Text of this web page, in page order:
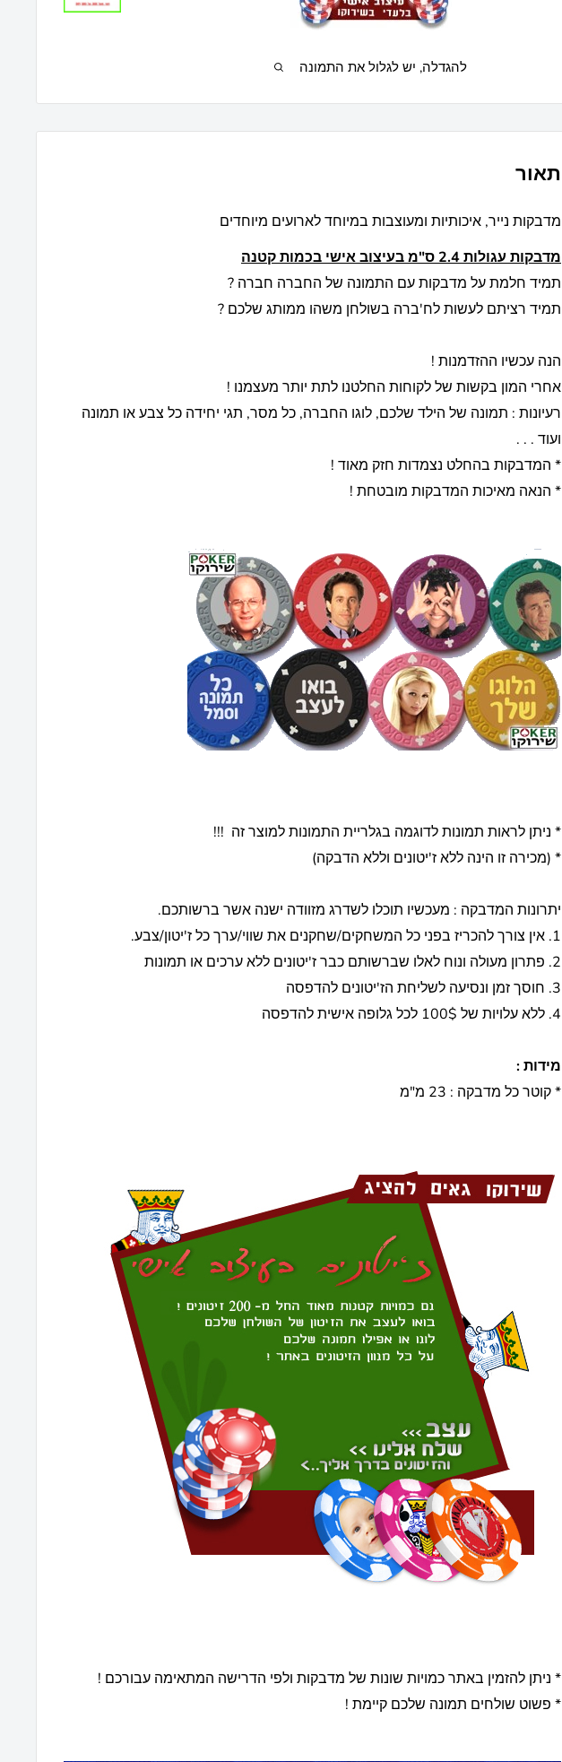
להגדלה, יש לגלול את התמונה
תאור
מדבקות נייר, איכותיות ומעוצבות במיוחד לארועים מיוחדים
מדבקות עגולות 2.4 ס"מ בעיצוב אישי בכמות קטנה
תמיד חלמת על מדבקות עם התמונה של החברה חברה ?
תמיד רציתם לעשות לח'ברה בשולחן משהו ממותג שלכם ?
הנה עכשיו ההזדמנות !
אחרי המון בקשות של לקוחות החלטנו לתת יותר מעצמנו !
רעיונות : תמונה של הילד שלכם, לוגו החברה, כל מסר, תגי יחידה כל צבע או תמונה
ועוד . . .
* המדבקות בהחלט נצמדות חזק מאוד !
* הנאה מאיכות המדבקות מובטחת !
* ניתן לראות תמונות לדוגמה בגלריית התמונות למוצר זה !!!
* (מכירה זו הינה ללא ז'יטונים וללא הדבקה)
יתרונות המדבקה : מעכשיו תוכלו לשדרג מזוודה ישנה אשר ברשותכם.
1. אין צורך להכריז בפני כל המשחקים/שחקנים את שווי/ערך כל ז'יטון/צבע.
2. פתרון מעולה ונוח לאלו שברשותם כבר ז'יטונים ללא ערכים או תמונות
3. חוסך זמן ונסיעה לשליחת הז'יטונים להדפסה
4. ללא עלויות של 100$ לכל גלופה אישית להדפסה
מידות :
* קוטר כל מדבקה : 23 מ"מ
* ניתן להזמין באתר כמויות שונות של מדבקות ולפי הדרישה המתאימה עבורכם !
* פשוט שולחים תמונה שלכם קיימת !